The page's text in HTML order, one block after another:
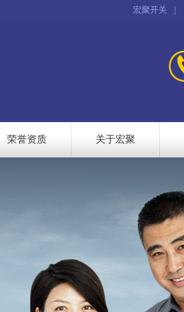
宏聚开关
荣誉资质 关于宏聚